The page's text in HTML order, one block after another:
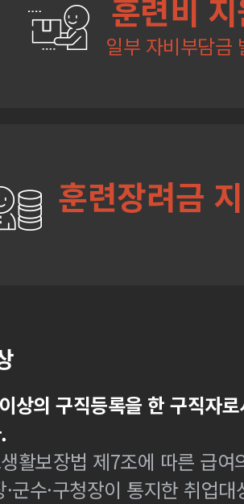
훈련비
일부 자비부담금
훈련장려금
상의 구직등록을 한 구직자
활보장법 제7조에 따른 급
군수·구청장이 통지한 취업